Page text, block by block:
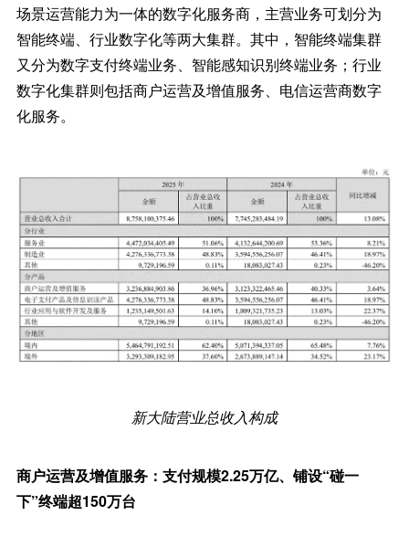
场景运营能力为一体的数字化服务商，主营业务可划分为
智能终端、行业数字化等两大集群。其中，智能终端集群
又分为数字支付终端业务、智能感知识别终端业务；行业
数字化集群则包括商户运营及增值服务、电信运营商数字
化服务。
新大陆营业总收入构成
商户运营及增值服务：支付规模2.25万亿、铺设“碰一
下”终端超150万台